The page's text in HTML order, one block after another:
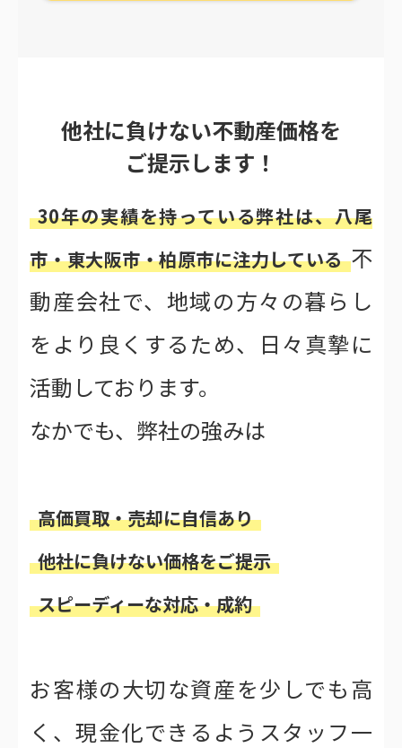
他社に負けない不動産価格を
ご提示します！
30年の実績を持っている弊社は、八尾
市・東大阪市・柏原市に注力している 不
動産会社で、地域の方々の暮らし
をより良くするため、日々真摯に
活動しております。
なかでも、弊社の強みは
高価買取・売却に自信あり
他社に負けない価格をご提示
スピーディーな対応・成約
お客様の大切な資産を少しでも高
く、現金化できるようスタッフ一